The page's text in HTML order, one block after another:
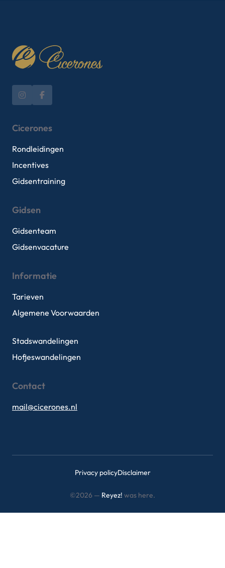
Cicerones
Rondleidingen
Incentives
Gidsentraining
Gidsen
Gidsenteam
Gidsenvacature
Informatie
Tarieven
Algemene Voorwaarden
Stadswandelingen
Hofjeswandelingen
Contact
mail@cicerones.nl
Privacy policyDisclaimer
©2026 — Reyez! was here.